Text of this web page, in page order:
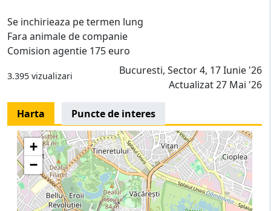
Se inchirieaza pe termen lung
Fara animale de companie
Comision agentie 175 euro
3.395 vizualizari
Bucuresti, Sector 4, 17 Iunie '26
Actualizat 27 Mai '26
Harta Puncte de interes
+
−